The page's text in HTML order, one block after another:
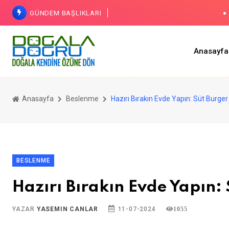
GÜNDEM BAŞLIKLARI
Tencere
Anasayfa
Anasayfa Beslenme Hazırı Bırakın Evde Yapın: Süt Burger
BESLENME
Hazırı Bırakın Evde
YAZAR YASEMIN CANLAR 11-07-2024 1055